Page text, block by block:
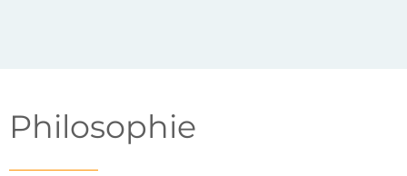
Philosophie